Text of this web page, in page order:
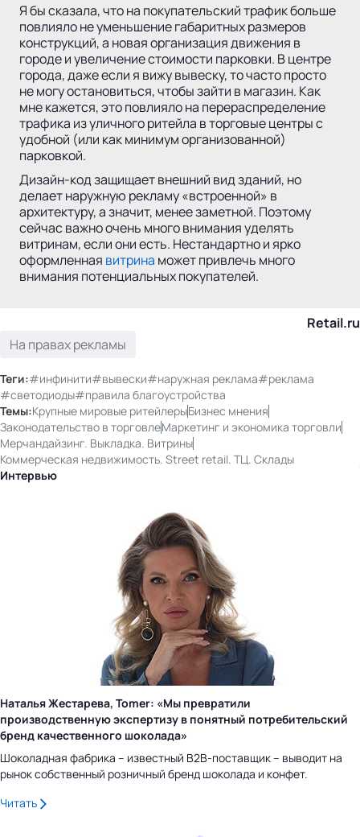
Я бы сказала, что на покупательский трафик больше
повлияло не уменьшение габаритных размеров
конструкций, а новая организация движения в
городе и увеличение стоимости парковки. В центре
города, даже если я вижу вывеску, то часто просто
не могу остановиться, чтобы зайти в магазин. Как
мне кажется, это повлияло на перераспределение
трафика из уличного ритейла в торговые центры с
удобной (или как минимум организованной)
парковкой.
Дизайн-код защищает внешний вид зданий, но
делает наружную рекламу «встроенной» в
архитектуру, а значит, менее заметной. Поэтому
сейчас важно очень много внимания уделять
витринам, если они есть. Нестандартно и ярко
оформленная витрина может привлечь много
внимания потенциальных покупателей.
Retail.ru
На правах рекламы
Теги:#инфинити#вывески#наружная реклама#реклама
#светодиоды#правила благоустройства
Темы:Крупные мировые ритейлерыБизнес мнения
Законодательство в торговлеМаркетинг и экономика торговли
Мерчандайзинг. Выкладка. Витрины
Коммерческая недвижимость. Street retail. ТЦ. Склады
Интервью
Наталья Жестарева, Tomer: «Мы превратили
производственную экспертизу в понятный потребительский
бренд качественного шоколада»
Шоколадная фабрика – известный B2B-поставщик – выводит на
рынок собственный розничный бренд шоколада и конфет.
Читать